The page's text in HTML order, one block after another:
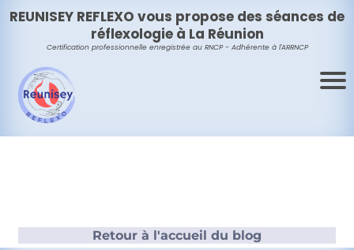
REUNISEY REFLEXO vous propose des séances de
réflexologie à La Réunion
Certification professionnelle enregistrée au RNCP - Adhérente à l'ARRNCP
Retour à l'accueil du blog